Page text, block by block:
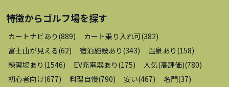
特徴からゴルフ場を探す
カートナビあり (889) カート乗り入れ可(382)
富士山が見える(62) 宿泊施設あり (343) 温泉あり (158)
練習場あり (1546) EV充電器あり (175) 人気(高評価)(780)
初心者向け(677) 料理自慢(790) 安い(467) 名門(37)